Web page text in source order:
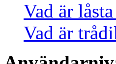
Vad är
Vad är